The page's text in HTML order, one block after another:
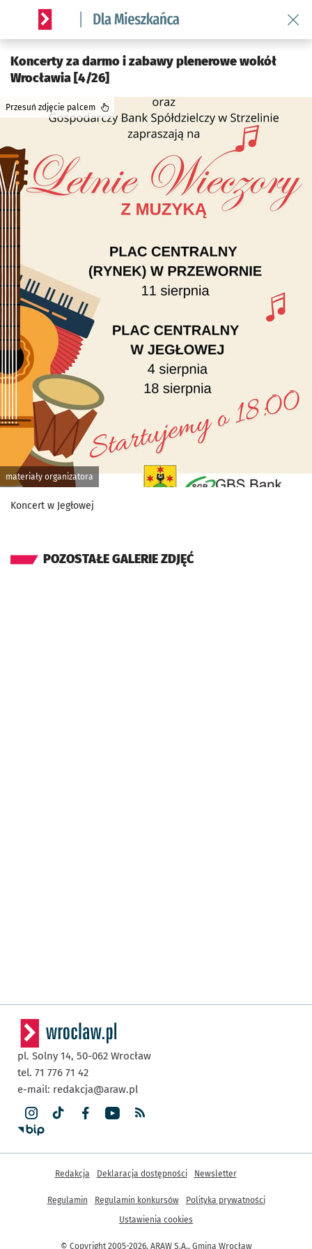
Serwis informacyjny wroclaw.pl podserwis: Dla mieszkańca
Koncerty za darmo i zabawy plenerowe wokół
Wrocławia [4/26]
materiały organizatora
Przesuń zdjęcie palcem
Koncert w Jegłowej
POZOSTAŁE GALERIE ZDJĘĆ
pl. Solny 14, 50-062 Wrocław
tel. 71 776 71 42
e-mail: redakcja@araw.pl
© Copyright 2005-2026, ARAW S.A., Gmina Wrocław
Inne informacje
Redakcja Deklaracja dostępności Newsletter
Regulamin Regulamin konkursów
Polityka prywatności
Ustawienia cookies